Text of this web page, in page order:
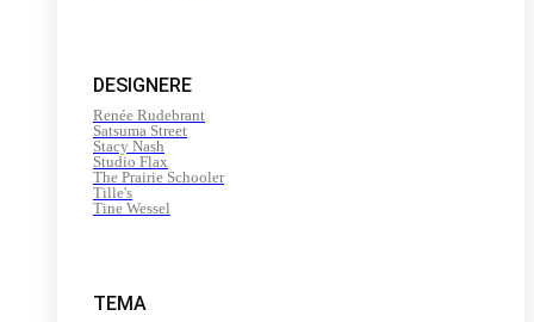
DESIGNERE
Renée Rudebrant
Satsuma Street
Stacy Nash
Studio Flax
The Prairie Schooler
Tille's
Tine Wessel
TEMA